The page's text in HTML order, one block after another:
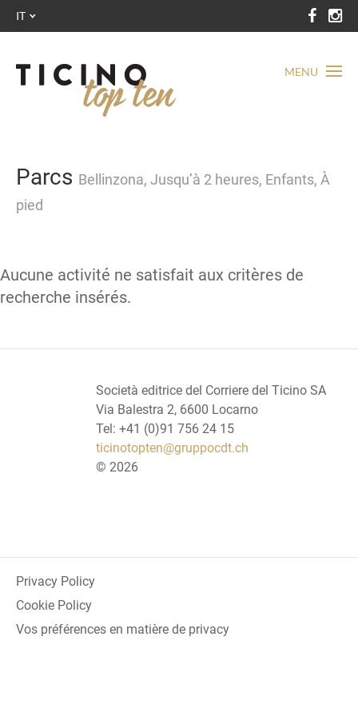
MENU
IT
Parcs Bellinzona, Jusqu’à 2 heures, Enfants, À
pied
Aucune activité ne satisfait aux critères de
recherche insérés.
Società editrice del Corriere del Ticino SA
Via Balestra 2, 6600 Locarno
Tel: +41 (0)91 756 24 15
ticinotopten@gruppocdt.ch
© 2026
Privacy Policy
Cookie Policy
Vos préférences en matière de privacy